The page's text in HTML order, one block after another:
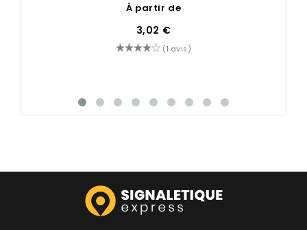
À partir de
3,02 €
(1 avis)